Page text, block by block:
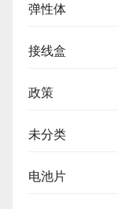
弹性体
接线盒
政策
未分类
电池片